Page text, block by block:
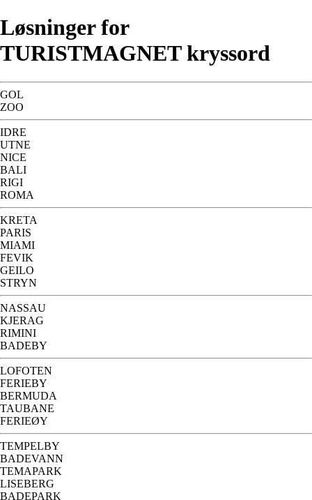
Løsninger for
TURISTMAGNET kryssord
GOL
ZOO
IDRE
UTNE
NICE
BALI
RIGI
ROMA
KRETA
PARIS
MIAMI
FEVIK
GEILO
STRYN
NASSAU
KJERAG
RIMINI
BADEBY
LOFOTEN
FERIEBY
BERMUDA
TAUBANE
FERIEØY
TEMPELBY
BADEVANN
TEMAPARK
LISEBERG
BADEPARK